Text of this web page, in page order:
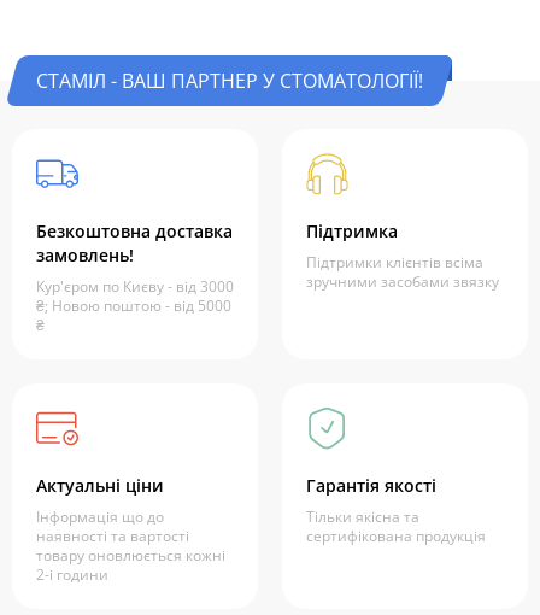
СТАМІЛ - ВАШ ПАРТНЕР У СТОМАТОЛОГІЇ!
Безкоштовна доставка
замовлень!
Кур'єром по Києву - від 3000
₴; Новою поштою - від 5000
₴
Підтримка
Підтримки клієнтів всіма
зручними засобами звязку
Актуальні ціни
Інформація що до
наявності та вартості
товару оновлюється кожні
2-і години
Гарантія якості
Тільки якісна та
сертифікована продукція